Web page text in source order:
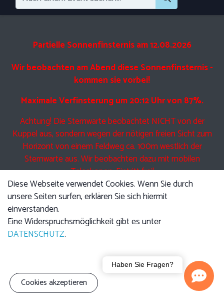
Partielle Sonnenfinsternis am 12.08.2026
Wir beobachten am Abend diese Sonnenfinsternis -
kommen sie vorbei!
Maximale Verfinsterung um 20:12 Uhr von 87%.
Achtung! Die Sternwarte beobachtet NICHT von der
Kuppel aus, sondern wegen der nötigen freien Sicht zum
Horizont von einem Feldweg ca. 100m westlich der
Sternwarte aus. Wir beobachten dazu mit mobilen
Teleskopen. Eintritt frei!
Eine Führung am Freitag beinhaltet Anfangs den jeweils
angekündigten Vortrag, im Anschluss führen wir Sie durch
die Kuppel und zeigen Ihnen die Technik der Teleskope.
Anschließend bei klarem Himmel Beobachtung mit den
Teleskopen.
Bitte beachten sie, dass auch UNSER Teleskop nicht durch
Diese Webseite verwendet Cookies. Wenn Sie durch
unsere Seiten surfen, erklären Sie sich hiermit
einverstanden.
Eine Widerspruchsmöglichkeit gibt es unter
DATENSCHUTZ.
Cookies akzeptieren
Haben Sie Fragen?